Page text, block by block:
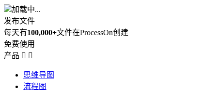
加载中...
发布文件
每天有100,000+文件在ProcessOn创建
免费使用
产品  
思维导图
流程图